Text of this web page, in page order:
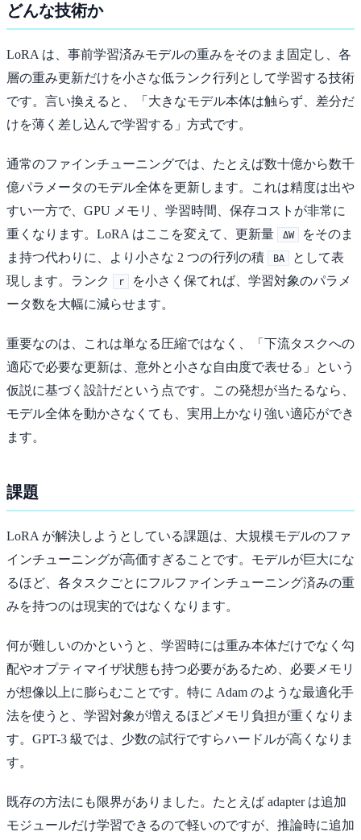
どんな技術か
LoRA は、事前学習済みモデルの重みをそのまま固定し、各
層の重み更新だけを小さな低ランク行列として学習する技術
です。言い換えると、「大きなモデル本体は触らず、差分だ
けを薄く差し込んで学習する」方式です。
通常のファインチューニングでは、たとえば数十億から数千
億パラメータのモデル全体を更新します。これは精度は出や
すい一方で、GPU メモリ、学習時間、保存コストが非常に
重くなります。LoRA はここを変えて、更新量
ΔW
をそのま
ま持つ代わりに、より小さな 2 つの行列の積
BA
として表
現します。ランク
r
を小さく保てれば、学習対象のパラメ
ータ数を大幅に減らせます。
重要なのは、これは単なる圧縮ではなく、「下流タスクへの
適応で必要な更新は、意外と小さな自由度で表せる」という
仮説に基づく設計だという点です。この発想が当たるなら、
モデル全体を動かさなくても、実用上かなり強い適応ができ
ます。
課題
LoRA が解決しようとしている課題は、大規模モデルのファ
インチューニングが高価すぎることです。モデルが巨大にな
るほど、各タスクごとにフルファインチューニング済みの重
みを持つのは現実的ではなくなります。
何が難しいのかというと、学習時には重み本体だけでなく勾
配やオプティマイザ状態も持つ必要があるため、必要メモリ
が想像以上に膨らむことです。特に Adam のような最適化手
法を使うと、学習対象が増えるほどメモリ負担が重くなりま
す。GPT-3 級では、少数の試行ですらハードルが高くなりま
す。
既存の方法にも限界がありました。たとえば adapter は追加
モジュールだけ学習できるので軽いのですが、推論時に追加